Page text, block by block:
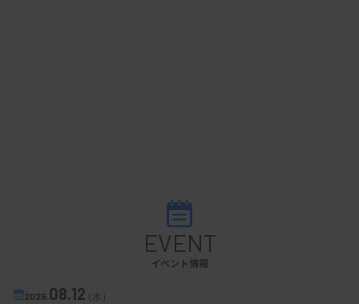
EVENT
イベント情報
2026. 08.12（水）